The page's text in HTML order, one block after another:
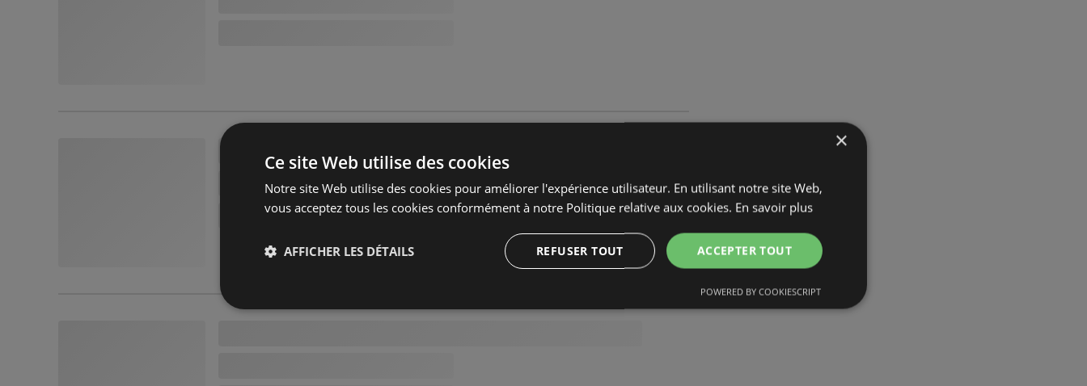
×
Ce site Web utilise des cookies
Notre site Web utilise des cookies pour améliorer l'expérience utilisateur. En utilisant notre site Web,
vous acceptez tous les cookies conformément à notre Politique relative aux cookies. En savoir plus
ACCEPTER TOUT
REFUSER TOUT
AFFICHER LES DÉTAILS
POWERED BY COOKIESCRIPT